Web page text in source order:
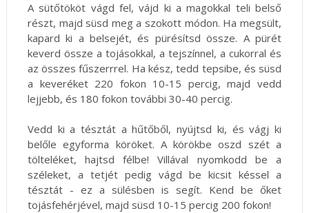
A sütőtököt vágd fel, vájd ki a magokkal teli belső
részt, majd süsd meg a szokott módon. Ha megsült,
kapard ki a belsejét, és pürésítsd össze. A pürét
keverd össze a tojásokkal, a tejszínnel, a cukorral és
az összes fűszerrrel. Ha kész, tedd tepsibe, és süsd
a keveréket 220 fokon 10-15 percig, majd vedd
lejjebb, és 180 fokon további 30-40 percig.
Vedd ki a tésztát a hűtőből, nyújtsd ki, és vágj ki
belőle egyforma köröket. A körökbe oszd szét a
tölteléket, hajtsd félbe! Villával nyomkodd be a
széleket, a tetjét pedig vágd be kicsit késsel a
tésztát - ez a sülésben is segít. Kend be őket
tojásfehérjével, majd süsd 10-15 percig 200 fokon!